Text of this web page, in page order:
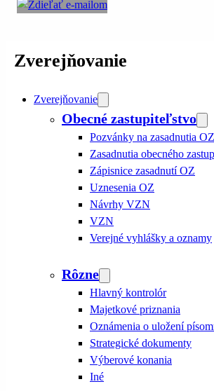
Zverejňovanie
Zverejňovanie
Obecné zastupiteľstvo
Pozvánky na zasadnutia OZ
Zasadnutia obecného
Zápisnice zasadnutí OZ
Uznesenia OZ
Návrhy VZN
VZN
Verejné vyhlášky a oznamy
Rôzne
Hlavný kontrolór
Majetkové priznania
Oznámenia o uložení
Strategické dokumenty
Výberové konania
Iné